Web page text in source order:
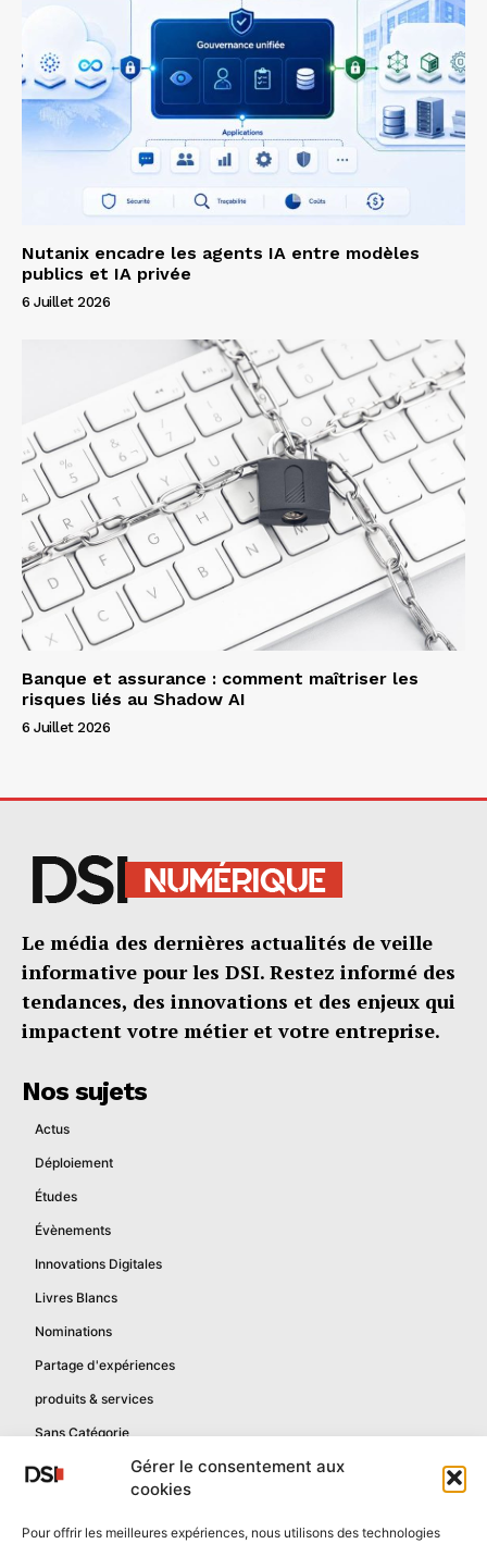
Gérer le consentement aux
cookies
Pour offrir les meilleures expériences, nous utilisons des technologies
Nutanix encadre les agents IA entre modèles
publics et IA privée
6 Juillet 2026
Banque et assurance : comment maîtriser les
risques liés au Shadow AI
6 Juillet 2026
Le média des dernières actualités de veille
informative pour les DSI. Restez informé des
tendances, des innovations et des enjeux qui
impactent votre métier et votre entreprise.
Nos sujets
Actus
Déploiement
Études
Évènements
Innovations Digitales
Livres Blancs
Nominations
Partage d'expériences
produits & services
Sans Catégorie